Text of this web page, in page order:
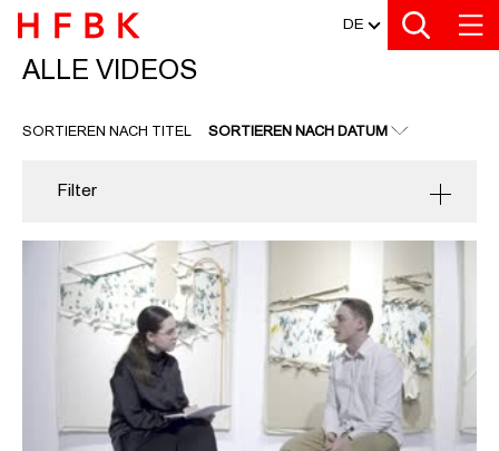
Zu den Filtern
Zur Metanavigation
Zur Hauptnavigation
Zur Suche
Zum Inhalt
Zum Seitenfuss DE
ALLE VIDEOS
ALLE VIDEOS
SORTIEREN NACH TITEL SORTIEREN NACH DATUM
Filter